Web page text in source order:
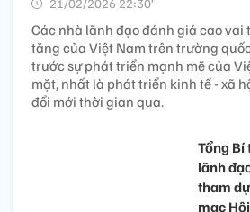
TTXVN
hệ
hợp tác
chuyển
Tổng giám đốc Vũ Việt Trang đề
cường hợp tác trên nhiều lĩnh vực
thông tin về chính trị, còn mở rộng
kinh tế – xã hội, phát triển xanh,